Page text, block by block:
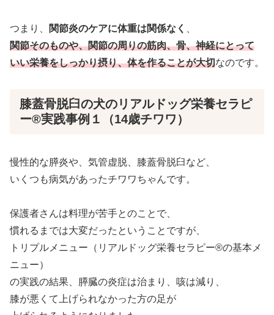
つまり、 関節炎のケアに体重は関係なく
関節そのものや、関節の周りの筋肉、骨、神経にとって
いい栄養をしっかり摂り、体を作ることが大切なのです。
膝蓋骨脱臼の犬のリアルドッグ栄養セラピ
ー®実践事例１（14歳チワワ）
慢性的な膵炎や、気管虚脱、膝蓋骨脱臼など、
いくつも病気があったチワワちゃんです。
保護者さんは料理が苦手とのことで、
慣れるまでは大変だったということですが、
トリプルメニュー（リアルドッグ栄養セラピー®の基本メ
ニュー）
の実践の結果、膵臓の炎症は治まり、咳は減り、
膝が悪くて上げられなかった方の足が